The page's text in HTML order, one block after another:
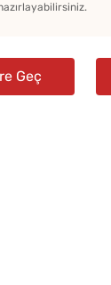
Geç